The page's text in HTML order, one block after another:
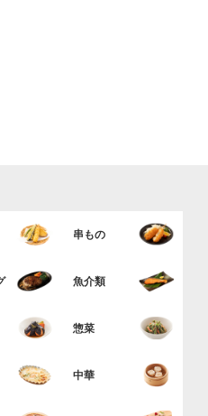
串もの
魚介類
惣菜
中華